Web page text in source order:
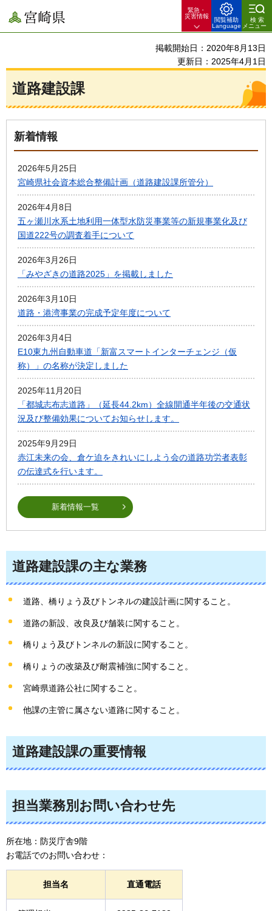
宮崎県
緊急・
災害情報
閲覧補助
Language
検索
メニュー
掲載開始日：2020年8月13日
更新日：2025年4月1日
道路建設課
新着情報
2026年5月25日
宮崎県社会資本総合整備計画（道路建設課所管分）
2026年4月8日
五ヶ瀬川水系土地利用一体型水防災事業等の新規事業化及び
国道222号の調査着手について
2026年3月26日
「みやざきの道路2025」を掲載しました
2026年3月10日
道路・港湾事業の完成予定年度について
2026年3月4日
E10東九州自動車道「新富スマートインターチェンジ（仮
称）」の名称が決定しました
2025年11月20日
「都城志布志道路」（延長44.2km）全線開通半年後の交通状
況及び整備効果についてお知らせします。
2025年9月29日
赤江未来の会、倉ケ迫をきれいにしよう会の道路功労者表彰
の伝達式を行います。
新着情報一覧
道路建設課の主な業務
道路、橋りょう及びトンネルの建設計画に関すること。
道路の新設、改良及び舗装に関すること。
橋りょう及びトンネルの新設に関すること。
橋りょうの改築及び耐震補強に関すること。
宮崎県道路公社に関すること。
他課の主管に属さない道路に関すること。
道路建設課の重要情報
担当業務別お問い合わせ先
所在地：防災庁舎9階
お電話でのお問い合わせ：
担当名 直通電話